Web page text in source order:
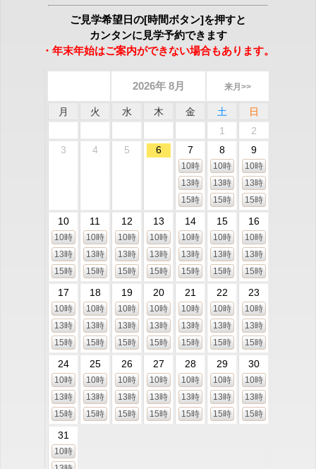
ご見学希望日の[時間ボタン]を押すと
カンタンに見学予約できます
・年末年始はご案内ができない場合もあります。
2026年 8月 来月>>
月 火 水 木 金 土
日
1
2
3
4 5 6 7
10時
13時
15時
8
10時
13時
15時
9
10時
13時
15時
10
10時
13時
15時
11
10時
13時
15時
12
10時
13時
15時
13
10時
13時
15時
14
10時
13時
15時
15
10時
13時
15時
16
10時
13時
15時
17
10時
13時
15時
18
10時
13時
15時
19
10時
13時
15時
20
10時
13時
15時
21
10時
13時
15時
22
10時
13時
15時
23
10時
13時
15時
24
10時
13時
15時
25
10時
13時
15時
26
10時
13時
15時
27
10時
13時
15時
28
10時
13時
15時
29
10時
13時
15時
30
10時
13時
15時
31
10時